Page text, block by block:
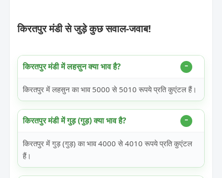
किरतपुर मंडी से जुड़े कुछ सवाल-जवाब!
किरतपुर मंडी में लहसुन क्या भाव है?
किरतपुर में लहसुन का भाव 5000 से 5010 रूपये प्रति कुएंटल हैं।
किरतपुर मंडी में गुड़ (गुड़) क्या भाव है?
किरतपुर में गुड़ (गुड़) का भाव 4000 से 4010 रूपये प्रति कुएंटल
हैं।